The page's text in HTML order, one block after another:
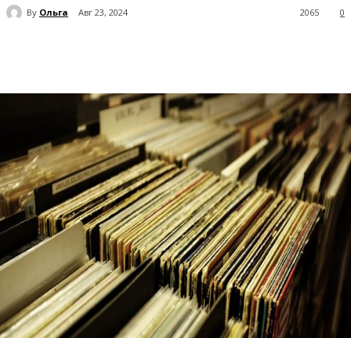
By Ольга Авг 23, 2024 0
2065